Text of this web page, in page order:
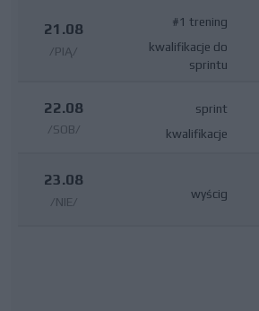
21.08
/PIĄ/
#1 trening
kwalifikacje do
sprintu
22.08
/SOB/
sprint
kwalifikacje
23.08
/NIE/
wyścig